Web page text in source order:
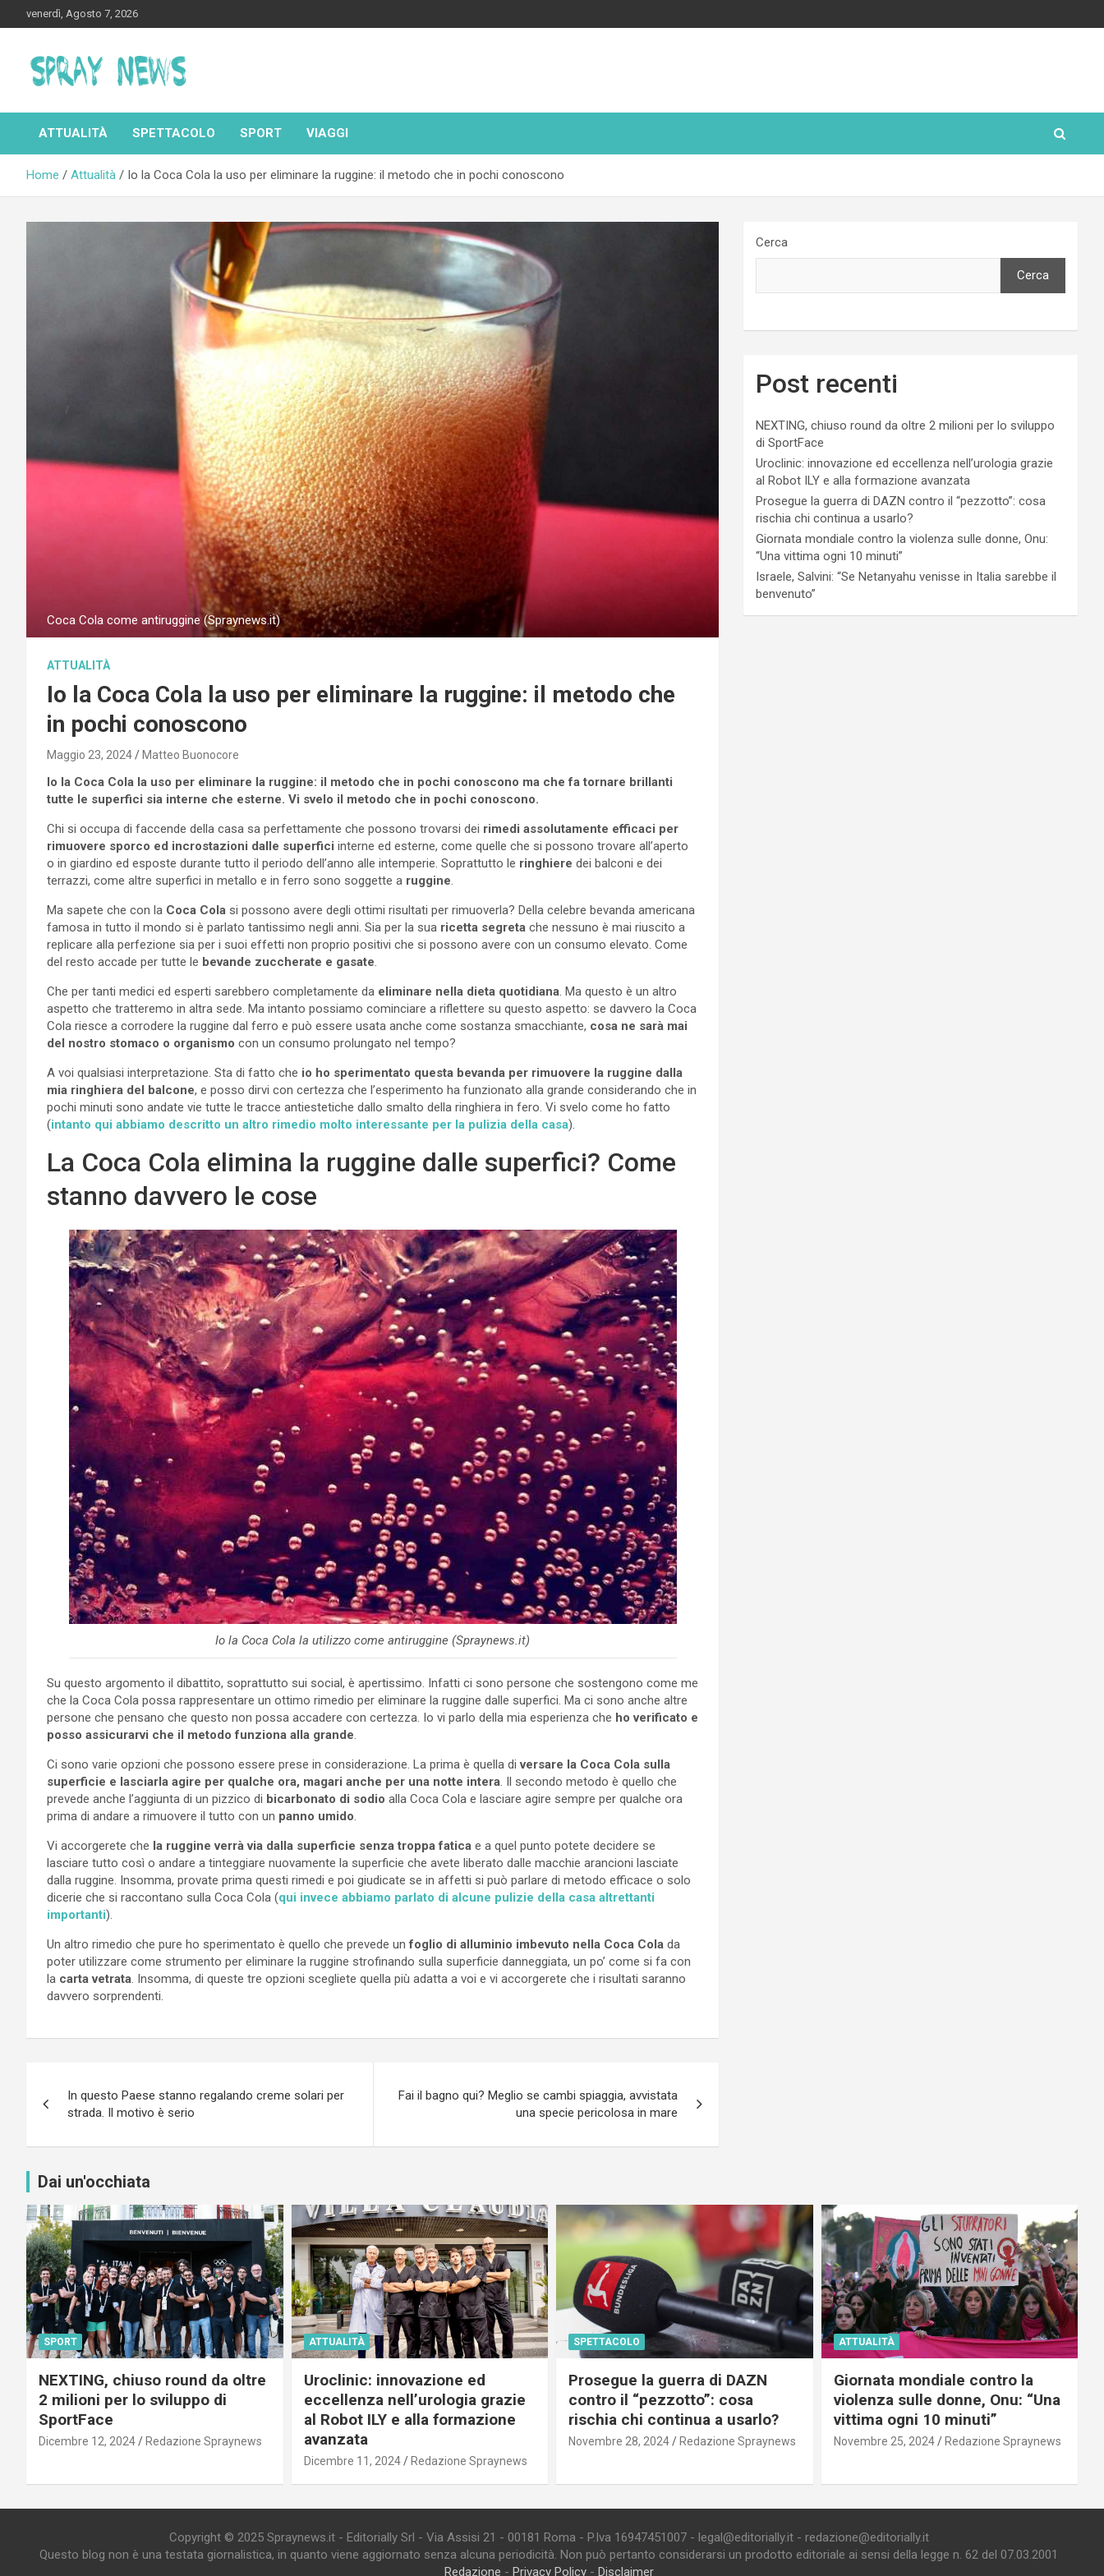
to
venerdì, Agosto 7, 2026
Spraynews.it
ATTUALITÀ SPETTACOLO SPORT VIAGGI
Home Attualità Io la Coca Cola la uso per eliminare la ruggine: il metodo che in pochi conoscono
Coca Cola come antiruggine (Spraynews.it)
ATTUALITÀ
Io la Coca Cola la uso per eliminare la ruggine: il metodo che
in pochi conoscono
Maggio 23, 2024 Matteo Buonocore
Io la Coca Cola la uso per eliminare la ruggine: il metodo che in pochi conoscono ma che fa tornare brillanti
tutte le superfici sia interne che esterne. Vi svelo il metodo che in pochi conoscono.
Chi si occupa di faccende della casa sa perfettamente che possono trovarsi dei rimedi assolutamente efficaci per
rimuovere sporco ed incrostazioni dalle superfici interne ed esterne, come quelle che si possono trovare all’aperto
o in giardino ed esposte durante tutto il periodo dell’anno alle intemperie. Soprattutto le ringhiere dei balconi e dei
terrazzi, come altre superfici in metallo e in ferro sono soggette a ruggine
Ma sapete che con la Coca Cola si possono avere degli ottimi risultati per rimuoverla? Della celebre bevanda americana
famosa in tutto il mondo si è parlato tantissimo negli anni. Sia per la sua ricetta segreta che nessuno è mai riuscito a
replicare alla perfezione sia per i suoi effetti non proprio positivi che si possono avere con un consumo elevato. Come
del resto accade per tutte le bevande zuccherate e gasate
Che per tanti medici ed esperti sarebbero completamente da eliminare nella dieta quotidiana . Ma questo è un altro
aspetto che tratteremo in altra sede. Ma intanto possiamo cominciare a riflettere su questo aspetto: se davvero la Coca
Cola riesce a corrodere la ruggine dal ferro e può essere usata anche come sostanza smacchiante, cosa ne sarà mai
del nostro stomaco o organismo con un consumo prolungato nel tempo?
A voi qualsiasi interpretazione. Sta di fatto che io ho sperimentato questa bevanda per rimuovere la ruggine dalla
mia ringhiera del balcone, e posso dirvi con certezza che l’esperimento ha funzionato alla grande considerando che in
pochi minuti sono andate vie tutte le tracce antiestetiche dallo smalto della ringhiera in fero. Vi svelo come ho fatto
(intanto qui abbiamo descritto un altro rimedio molto interessante per la pulizia della casa).
La Coca Cola elimina la ruggine dalle superfici? Come
stanno davvero le cose
Io la Coca Cola la utilizzo come antiruggine (Spraynews.it)
Su questo argomento il dibattito, soprattutto sui social, è apertissimo. Infatti ci sono persone che sostengono come me
che la Coca Cola possa rappresentare un ottimo rimedio per eliminare la ruggine dalle superfici. Ma ci sono anche altre
persone che pensano che questo non possa accadere con certezza. Io vi parlo della mia esperienza che ho verificato e
posso assicurarvi che il metodo funziona alla grande
Ci sono varie opzioni che possono essere prese in considerazione. La prima è quella diversare la Coca Cola sulla
superficie e lasciarla agire per qualche ora, magari anche per una notte intera . Il secondo metodo è quello che
prevede anche l’aggiunta di un pizzico di bicarbonato di sodio alla Coca Cola e lasciare agire sempre per qualche ora
prima di andare a rimuovere il tutto con un panno umido
Vi accorgerete che la ruggine verrà via dalla superficie senza troppa fatica e a quel punto potete decidere se
lasciare tutto così o andare a tinteggiare nuovamente la superficie che avete liberato dalle macchie arancioni lasciate
dalla ruggine. Insomma, provate prima questi rimedi e poi giudicate se in affetti si può parlare di metodo efficace o solo
dicerie che si raccontano sulla Coca Cola (qui invece abbiamo parlato di alcune pulizie della casa altrettanti
importanti).
Un altro rimedio che pure ho sperimentato è quello che prevede unfoglio di alluminio imbevuto nella Coca Cola da
poter utilizzare come strumento per eliminare la ruggine strofinando sulla superficie danneggiata, un po’ come si fa con
la carta vetrata . Insomma, di queste tre opzioni scegliete quella più adatta a voi e vi accorgerete che i risultati saranno
davvero sorprendenti.
articoli
In questo Paese stanno regalando creme solari per
strada. Il motivo è serio
Fai il bagno qui? Meglio se cambi spiaggia, avvistata
una specie pericolosa in mare
Cerca
Cerca
Post recenti
NEXTING, chiuso round da oltre 2 milioni per lo sviluppo
di SportFace
Uroclinic: innovazione ed eccellenza nell’urologia grazie
al Robot ILY e alla formazione avanzata
Prosegue la guerra di DAZN contro il “pezzotto”: cosa
rischia chi continua a usarlo?
Giornata mondiale contro la violenza sulle donne, Onu:
“Una vittima ogni 10 minuti”
Israele, Salvini: “Se Netanyahu venisse in Italia sarebbe il
benvenuto”
Dai un'occhiata
SPORT
NEXTING, chiuso round da oltre
2 milioni per lo sviluppo di
SportFace
Dicembre 12, 2024 Redazione Spraynews
ATTUALITÀ
Uroclinic: innovazione ed
eccellenza nell’urologia grazie
al Robot ILY e alla formazione
avanzata
Dicembre 11, 2024 Redazione Spraynews
SPETTACOLO
Prosegue la guerra di DAZN
contro il “pezzotto”: cosa
rischia chi continua a usarlo?
Novembre 28, 2024 Redazione Spraynews
ATTUALITÀ
Giornata mondiale contro la
violenza sulle donne, Onu: “Una
vittima ogni 10 minuti”
Novembre 25, 2024 Redazione Spraynews
Copyright © 2025 Spraynews.it - Editorially Srl - Via Assisi 21 - 00181 Roma - P.Iva 16947451007 - legal@editorially.it - redazione@editorially.it
Questo blog non è una testata giornalistica, in quanto viene aggiornato senza alcuna periodicità. Non può pertanto considerarsi un prodotto editoriale ai sensi della legge n. 62 del 07.03.2001
Redazione - Privacy Policy- Disclaimer